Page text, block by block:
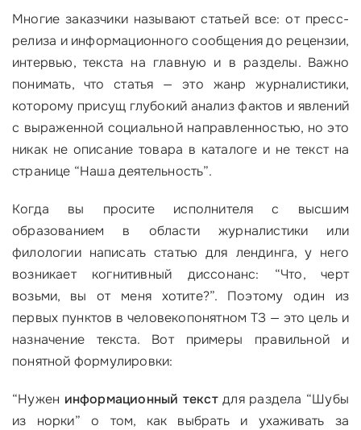
Многие заказчики называют статьей все: от пресс-
релиза и информационного сообщения до рецензии,
интервью, текста на главную и в разделы. Важно
понимать, что статья — это жанр журналистики,
которому присущ глубокий анализ фактов и явлений
с выраженной социальной направленностью, но это
никак не описание товара в каталоге и не текст на
странице “Наша деятельность”.
Когда вы просите исполнителя с высшим
образованием в области журналистики или
филологии написать статью для лендинга, у него
возникает когнитивный диссонанс: “Что, черт
возьми, вы от меня хотите?”. Поэтому один из
первых пунктов в человекопонятном ТЗ — это цель и
назначение текста. Вот примеры правильной и
понятной формулировки:
“Нужен информационный текстдля раздела “Шубы
из норки” о том, как выбрать и ухаживать за